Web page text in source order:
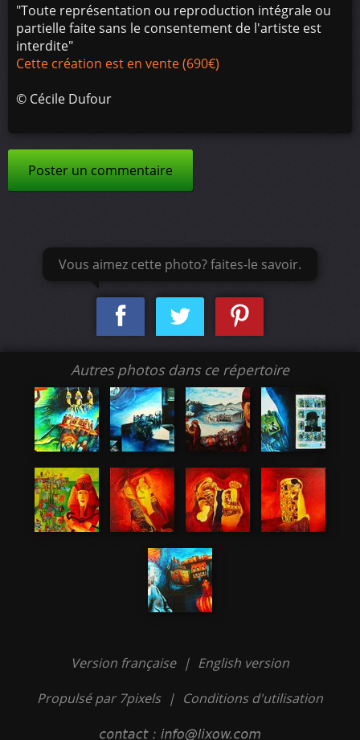
"Toute représentation ou reproduction intégrale ou
partielle faite sans le consentement de l'artiste est
interdite"
Cette création est en vente (690€)
© Cécile Dufour
Poster un commentaire
Vous aimez cette photo? faites-le savoir.
Autres photos dans ce répertoire
Version française | English version
Propulsé par 7pixels | Conditions d'utilisation